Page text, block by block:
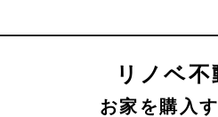
リノベ
お家を購入